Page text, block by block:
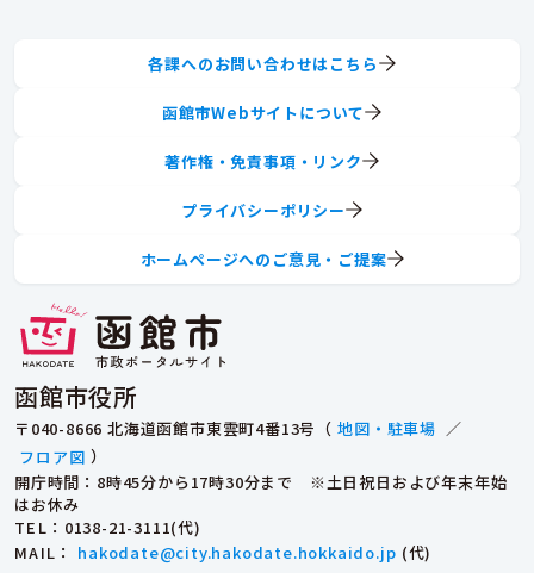
函館市役所
〒040-8666 北海道函館市東雲町4番13号（ 地図・駐車場 ／
フロア図 ）
開庁時間：8時45分から17時30分まで ※土日祝日および年末年始
はお休み
TEL ：0138-21-3111(代)
MAIL ： hakodate@city.hakodate.hokkaido.jp (代)
各課へのお問い合わせはこちら
函館市Webサイトについて
著作権・免責事項・リンク
プライバシーポリシー
ホームページへのご意見・ご提案